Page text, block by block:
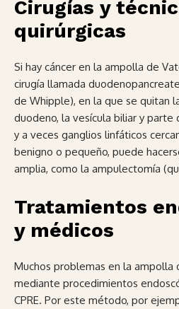
Cirugías y
quirúrgicas
Si hay cáncer en la ampolla de
cirugía llamada
de Whipple), en la que se quitan
duodeno, la vesícula biliar y parte
y a veces ganglios linfáticos
benigno o pequeño, puede
amplia, como la ampulectomía
Tratamientos
y médicos
Muchos problemas en la
mediante procedimientos
CPRE. Por este método, por